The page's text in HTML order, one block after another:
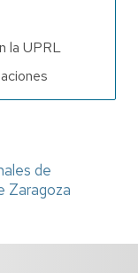
la UPRL
de
Zaragoza